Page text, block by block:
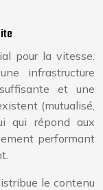
pour la vitesse.
infrastructure
et une
(mutualisé,
qui répond aux
performant
le contenu